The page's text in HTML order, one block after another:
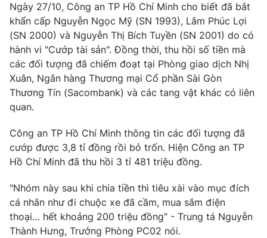
Tin tức
Thế giới đó đây
Câu chuyện quốc tế
Kinh tế
Tài chính
Thị trường
Góc doanh nghiệp
Dữ liệu và đời sống
Truyền hình
Hậu trường
Nhân vật
Khán giả
Giải sao mai
Giải trí
Điện ảnh
Sao
Đời sống
Du lịch
Làm đẹp
Chất lượng cuộc sống
Giáo dục
Tuyển sinh
Công nghệ
Ngày 27/10, Công an TP Hồ Chí Minh cho biết đã bắt
khẩn cấp Nguyễn Ngọc Mỹ (SN 1993), Lâm Phúc Lợi
(SN 2000) và Nguyễn Thị Bích Tuyền (SN 2001) do có
hành vi "Cướp tài sản". Đồng thời, thu hồi số tiền mà
các đối tượng đã chiếm đoạt tại Phòng giao dịch Nhị
Xuân, Ngân hàng Thương mại Cổ phần Sài Gòn
Thương Tín (Sacombank) và các tang vật khác có liên
quan.
Công an TP Hồ Chí Minh thông tin các đối tượng đã
cướp được 3,8 tỉ đồng rồi bỏ trốn. Hiện Công an TP
Hồ Chí Minh đã thu hồi 3 tỉ 481 triệu đồng.
"Nhóm này sau khi chia tiền thì tiêu xài vào mục đích
cá nhân như đi chuộc xe đã cầm, mua sắm điện
thoại… hết khoảng 200 triệu đồng" - Trung tá Nguyễn
Thành Hưng, Trưởng Phòng PC02 nói.